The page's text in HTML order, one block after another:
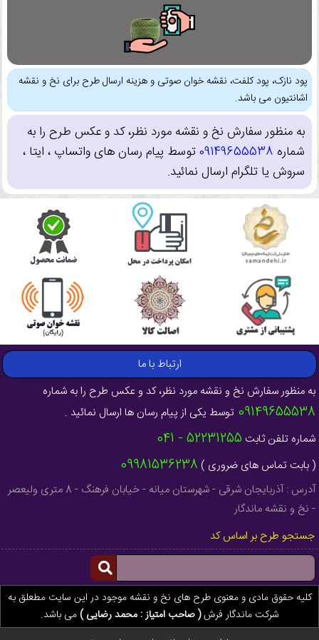
پود نازک، پود کلفت، نقشه خوان صوتی و هزینه ارسال طرح برای نخ و نقشه
اشانتیون می باشد.
به منظور سفارش نخ و نقشه مورد نظر، کد و عکس طرح را به
شماره 09149655538توسط پیام رسان های واتساپ ، ایتا ،
سروش یا تلگرام ارسال نمائید.
ارتباط با ما
به منظور سفارش نخ و نقشه مورد نظر، کد و عکس طرح را به شماره
09149655538 توسط یکی از پیام رسان ها ارسال نمائید .
شماره تلفن ثابت 52231255 - 041
( بابت تماس های ضروری ) 09981536238
آدرس : آذربایجان شرقی - شهرستان میانه - خیابان فرهنگ - 8 متری ولیعصر
- نخ و نقشه ماندگار
جستجو طرح بر اساس کد
کلیه حقوق مادی و معنوی طرح های نخ و نقشه موجود در این سایت مطعلق به
شرکت ماندگار فرش( صاحب امتیاز : محمد رضایی )می باشد.